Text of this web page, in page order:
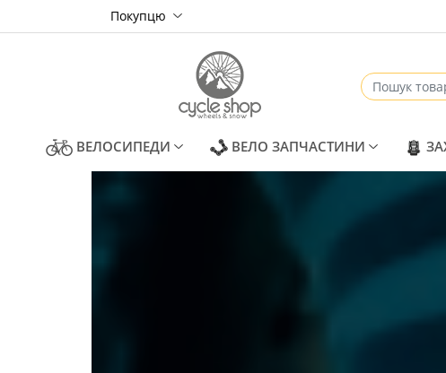
Покупцю
ВЕЛОСИПЕДИ (CURRENT)ВЕЛО ЗАПЧАСТИНИ (CURRENT)